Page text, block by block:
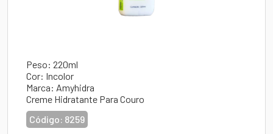
Peso: 220ml
Cor: Incolor
Marca: Amyhidra
Creme Hidratante Para Couro
Código: 8259